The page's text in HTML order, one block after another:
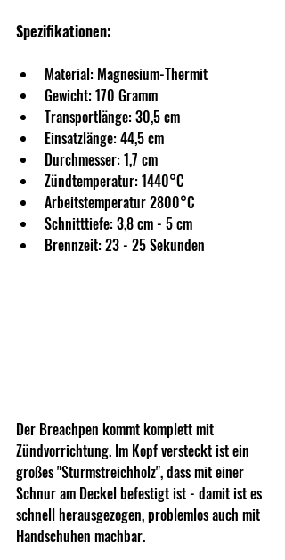
Spezifikationen:
Material: Magnesium-Thermit
Gewicht: 170 Gramm
Transportlänge: 30,5 cm
Einsatzlänge: 44,5 cm
Durchmesser: 1,7 cm
Zündtemperatur: 1440°C
Arbeitstemperatur 2800°C
Schnitttiefe: 3,8 cm - 5 cm
Brennzeit: 23 - 25 Sekunden
Der Breachpen kommt komplett mit
Zündvorrichtung. Im Kopf versteckt ist ein
großes "Sturmstreichholz", dass mit einer
Schnur am Deckel befestigt ist - damit ist es
schnell herausgezogen, problemlos auch mit
Handschuhen machbar.